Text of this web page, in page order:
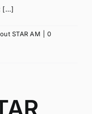
[...]
STAR AM
0